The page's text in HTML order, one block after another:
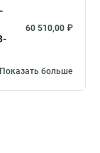
60 510,00 ₽
Показать больше